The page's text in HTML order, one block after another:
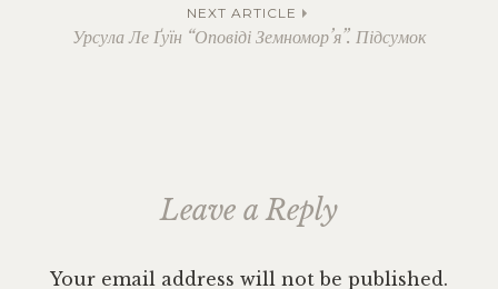
navigationNEXT ARTICLE
Урсула Ле Ґуїн “Оповіді Земномор’я”. Підсумок
Leave a Reply
Your email address will not be published.